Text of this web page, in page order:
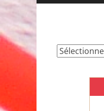
Catégories